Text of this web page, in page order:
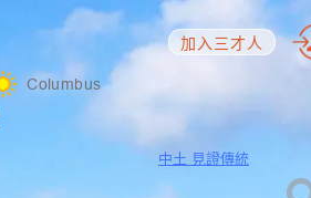
Columbus
加入三才人
中土 見證傳統